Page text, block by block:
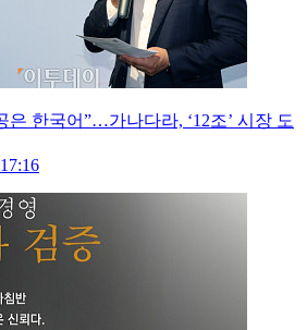
은 한국어”…가나다라, ‘12조’ 시장 도